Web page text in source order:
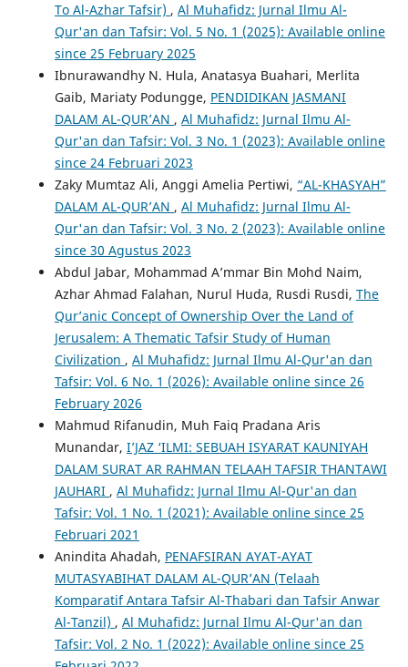
To Al-Azhar Tafsir) , Al Muhafidz: Jurnal Ilmu Al-
Qur'an dan Tafsir: Vol. 5 No. 1 (2025): Available online
since 25 February 2025
Ibnurawandhy N. Hula, Anatasya Buahari, Merlita
Gaib, Mariaty Podungge, PENDIDIKAN JASMANI
DALAM AL-QUR’AN , Al Muhafidz: Jurnal Ilmu Al-
Qur'an dan Tafsir: Vol. 3 No. 1 (2023): Available online
since 24 Februari 2023
Zaky Mumtaz Ali, Anggi Amelia Pertiwi, “AL-KHASYAH”
DALAM AL-QUR’AN , Al Muhafidz: Jurnal Ilmu Al-
Qur'an dan Tafsir: Vol. 3 No. 2 (2023): Available online
since 30 Agustus 2023
Abdul Jabar, Mohammad A’mmar Bin Mohd Naim,
Azhar Ahmad Falahan, Nurul Huda, Rusdi Rusdi, The
Qur’anic Concept of Ownership Over the Land of
Jerusalem: A Thematic Tafsir Study of Human
Civilization , Al Muhafidz: Jurnal Ilmu Al-Qur'an dan
Tafsir: Vol. 6 No. 1 (2026): Available online since 26
February 2026
Mahmud Rifanudin, Muh Faiq Pradana Aris
Munandar, I’JAZ ‘ILMI: SEBUAH ISYARAT KAUNIYAH
DALAM SURAT AR RAHMAN TELAAH TAFSIR THANTAWI
JAUHARI , Al Muhafidz: Jurnal Ilmu Al-Qur'an dan
Tafsir: Vol. 1 No. 1 (2021): Available online since 25
Februari 2021
Anindita Ahadah, PENAFSIRAN AYAT-AYAT
MUTASYABIHAT DALAM AL-QUR’AN (Telaah
Komparatif Antara Tafsir Al-Thabari dan Tafsir Anwar
Al-Tanzil) , Al Muhafidz: Jurnal Ilmu Al-Qur'an dan
Tafsir: Vol. 2 No. 1 (2022): Available online since 25